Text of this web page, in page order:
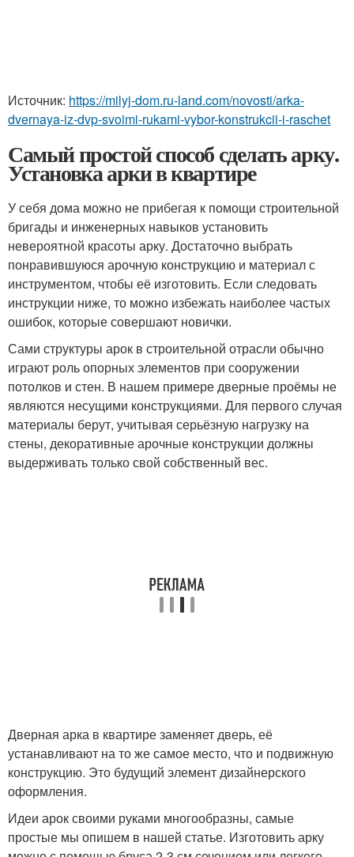
Источник: https://milyj-dom.ru-land.com/novosti/arka-
dvernaya-iz-dvp-svoimi-rukami-vybor-konstrukcii-i-raschet
Самый простой способ сделать арку.
Установка арки в квартире
У себя дома можно не прибегая к помощи строительной
бригады и инженерных навыков установить
невероятной красоты арку. Достаточно выбрать
понравившуюся арочную конструкцию и материал с
инструментом, чтобы её изготовить. Если следовать
инструкции ниже, то можно избежать наиболее частых
ошибок, которые совершают новички.
Сами структуры арок в строительной отрасли обычно
играют роль опорных элементов при сооружении
потолков и стен. В нашем примере дверные проёмы не
являются несущими конструкциями. Для первого случая
материалы берут, учитывая серьёзную нагрузку на
стены, декоративные арочные конструкции должны
выдерживать только свой собственный вес.
Дверная арка в квартире заменяет дверь, её
устанавливают на то же самое место, что и подвижную
конструкцию. Это будущий элемент дизайнерского
оформления.
Идеи арок своими руками многообразны, самые
простые мы опишем в нашей статье. Изготовить арку